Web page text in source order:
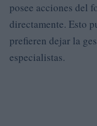
posee acciones del
directamente. Esto
prefieren dejar la
especialistas.